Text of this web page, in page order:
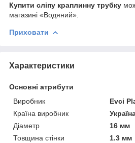
Купити сліпу краплинну трубку
магазині «Водяний».
Приховати
Характеристики
Основні атрибути
Виробник
Evci
Країна виробник
Діаметр
16 мм
Товщина стінки
1.3 мм